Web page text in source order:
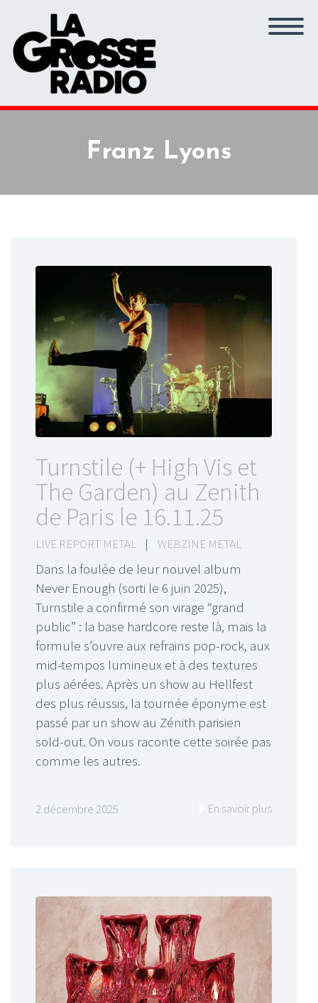
Franz Lyons
Turnstile (+ High Vis et
The Garden) au Zenith
de Paris le 16.11.25
LIVE REPORT METAL | WEBZINE METAL
Dans la foulée de leur nouvel album
Never Enough (sorti le 6 juin 2025),
Turnstile a confirmé son virage “grand
public” : la base hardcore reste là, mais la
formule s’ouvre aux refrains pop-rock, aux
mid-tempos lumineux et à des textures
plus aérées. Après un show au Hellfest
des plus réussis, la tournée éponyme est
passé par un show au Zénith parisien
sold-out. On vous raconte cette soirée pas
comme les autres.
2 décembre 2025 En savoir plus